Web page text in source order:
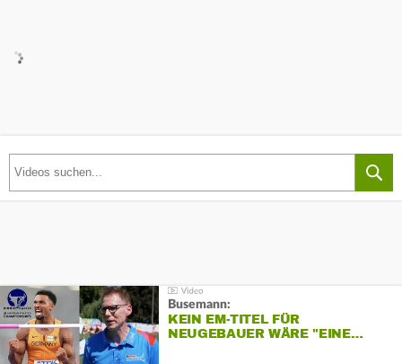
Busemann:
KEIN EM-TITEL FÜR
NEUGEBAUER WÄRE "EINE…